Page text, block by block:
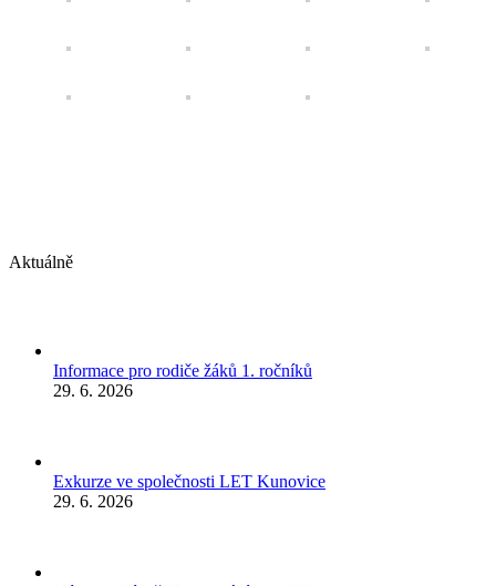
Aktuálně
Informace pro rodiče žáků 1. ročníků
29. 6. 2026
Exkurze ve společnosti LET Kunovice
29. 6. 2026